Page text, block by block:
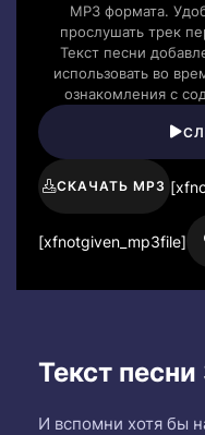
MP3 формата.
прослушать трек
Текст песни
использовать во
ознакомления с
СКАЧАТЬ MP3
[xfnotgiven_mp3file]
Текст
И вспомни хотя бы